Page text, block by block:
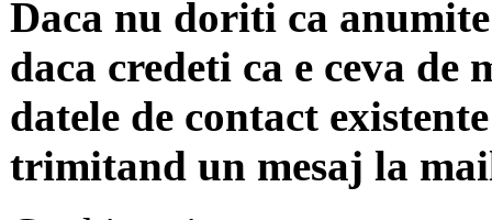
Daca nu doriti ca
daca credeti ca e ceva
datele de contact
trimitand un mesaj la